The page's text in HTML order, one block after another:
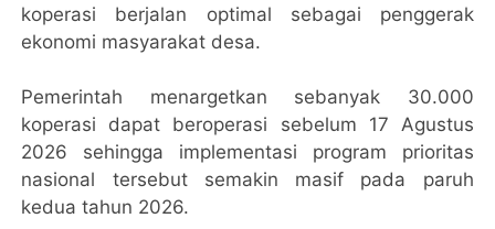
koperasi berjalan optimal sebagai penggerak
ekonomi masyarakat desa.
Pemerintah menargetkan sebanyak 30.000
koperasi dapat beroperasi sebelum 17 Agustus
2026 sehingga implementasi program prioritas
nasional tersebut semakin masif pada paruh
kedua tahun 2026.